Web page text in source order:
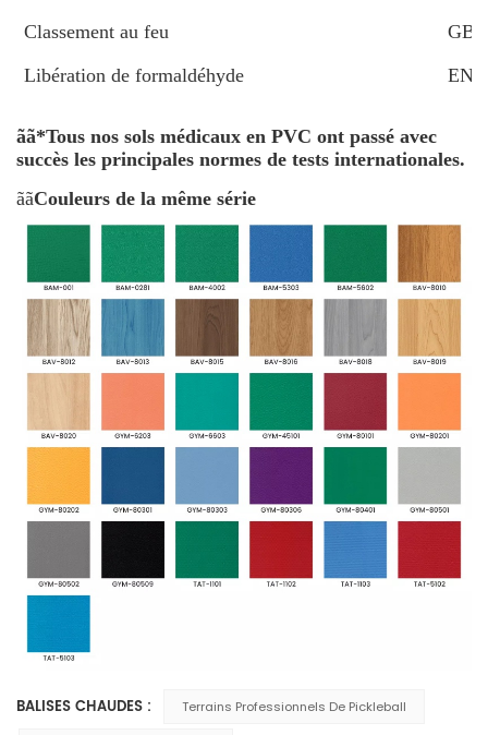
Classement au feu
GB
Libération de formaldéhyde
EN
ãã*Tous nos sols médicaux en PVC ont passé avec
succès les principales normes de tests internationales.
ããCouleurs de la même série
BALISES CHAUDES : Terrains Professionnels De Pickleball